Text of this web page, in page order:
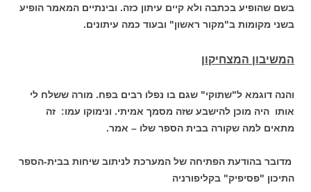
בשם שהופיע בכתבה ולא קיים עיתון כזה. ובינתיים המאמר הופיע
בשני מקומות ב"מקור ראשון" ובעוד כמה עיתונים.
המשיבון המצחיקון
והנה דוגמא ל"שתוקי" שגם בו נפלו רבים בפח. מורה ששלח לי
אותו היה מוכן להישבע שזה מסמך אמיתי. ונימוקו עמו: זה
מתאים למה שקורה בבית הספר שלו – אמר.
מדובר בהודעת הפתיחה של המערכת לניתוב שיחות בבית-הספר
התיכון "פסיפיק" בקליפורניה